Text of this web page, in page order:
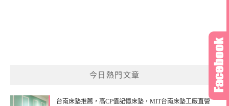
今日熱門文章
台南床墊推薦，高CP值記憶床墊，MIT台南床墊工廠直營